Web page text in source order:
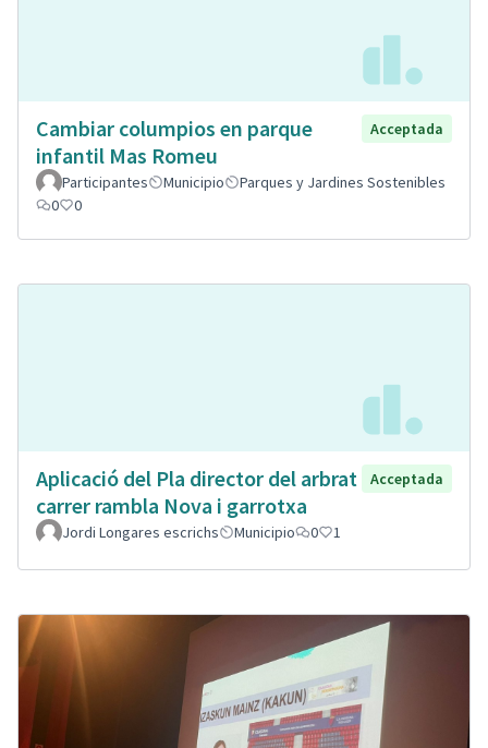
Cambiar columpios en parque
infantil Mas Romeu
Acceptada
Participantes Municipio
Parques y Jardines Sostenibles
0
0
Aplicació del Pla director del arbrat
carrer rambla Nova i garrotxa
Acceptada
Jordi Longares escrichs Municipio 0 1